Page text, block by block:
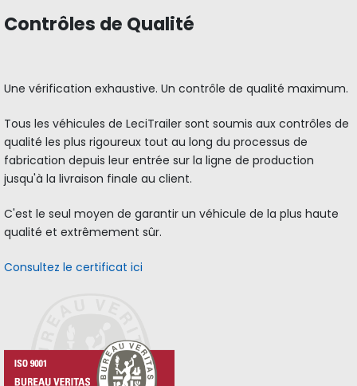
Contrôles de Qualité
Une vérification exhaustive. Un contrôle de qualité maximum.
Tous les véhicules de LeciTrailer sont soumis aux contrôles de
qualité les plus rigoureux tout au long du processus de
fabrication depuis leur entrée sur la ligne de production
jusqu'à la livraison finale au client.
C'est le seul moyen de garantir un véhicule de la plus haute
qualité et extrêmement sûr.
Consultez le certificat ici